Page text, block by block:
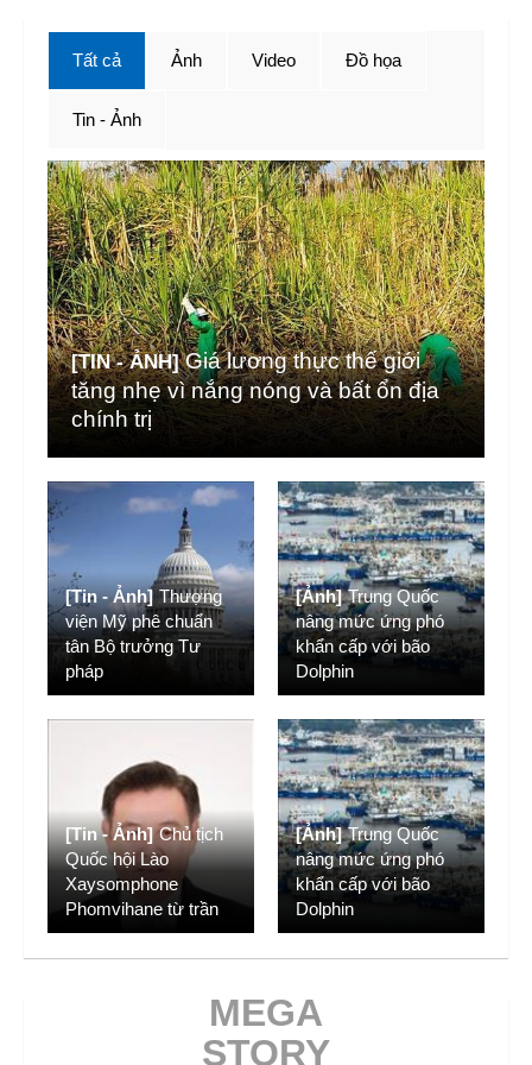
Tất cả
[TIN - ẢNH] Giá lương thực thế giới
tăng nhẹ vì nắng nóng và bất ổn địa
chính trị
[Tin - Ảnh] Thượng
viện Mỹ phê chuẩn
tân Bộ trưởng Tư
pháp
[Ảnh] Trung Quốc
nâng mức ứng phó
khẩn cấp với bão
Dolphin
[Tin - Ảnh] Chủ tịch
Quốc hội Lào
Xaysomphone
Phomvihane từ trần
[Ảnh] Trung Quốc
nâng mức ứng phó
khẩn cấp với bão
Dolphin
Ảnh Video Đồ họa
Tin - Ảnh
MEGA
STORY